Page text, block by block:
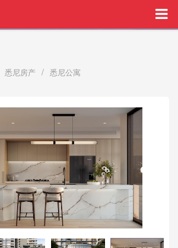
服务，助您安心购房
悉尼房产 / 悉尼公寓